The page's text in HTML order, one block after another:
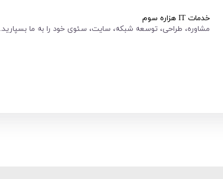
خدمات IT هزاره سوم
مشاوره، طراحی، توسعه شبکه، سایت، سئوی خود را به ما بسپارید.